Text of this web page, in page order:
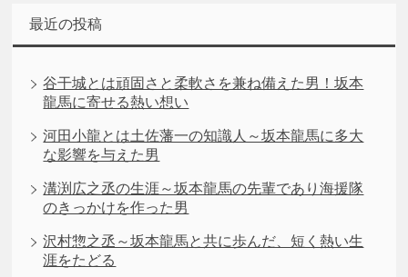
最近の投稿
谷干城とは頑固さと柔軟さを兼ね備えた男！坂本
龍馬に寄せる熱い想い
河田小龍とは土佐藩一の知識人～坂本龍馬に多大
な影響を与えた男
溝渕広之丞の生涯～坂本龍馬の先輩であり海援隊
のきっかけを作った男
沢村惣之丞～坂本龍馬と共に歩んだ、短く熱い生
涯をたどる